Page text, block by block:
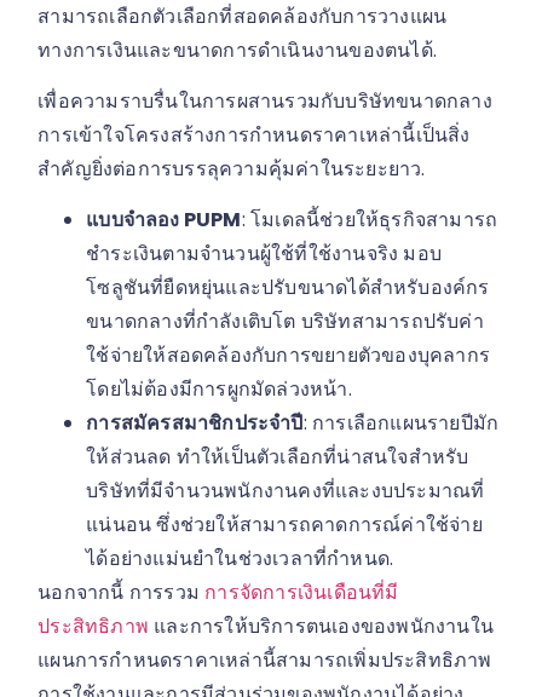
สามารถเลือกตัวเลือกที่สอดคล้องกับการวางแผน
ทางการเงินและขนาดการดำเนินงานของตนได้.
เพื่อความราบรื่นในการผสานรวมกับบริษัทขนาดกลาง
การเข้าใจโครงสร้างการกำหนดราคาเหล่านี้เป็นสิ่ง
สำคัญยิ่งต่อการบรรลุความคุ้มค่าในระยะยาว.
แบบจำลอง PUPM: โมเดลนี้ช่วยให้ธุรกิจสามารถ
ชำระเงินตามจำนวนผู้ใช้ที่ใช้งานจริง มอบ
โซลูชันที่ยืดหยุ่นและปรับขนาดได้สำหรับองค์กร
ขนาดกลางที่กำลังเติบโต บริษัทสามารถปรับค่า
ใช้จ่ายให้สอดคล้องกับการขยายตัวของบุคลากร
โดยไม่ต้องมีการผูกมัดล่วงหน้า.
การสมัครสมาชิกประจำปี: การเลือกแผนรายปีมัก
ให้ส่วนลด ทำให้เป็นตัวเลือกที่น่าสนใจสำหรับ
บริษัทที่มีจำนวนพนักงานคงที่และงบประมาณที่
แน่นอน ซึ่งช่วยให้สามารถคาดการณ์ค่าใช้จ่าย
ได้อย่างแม่นยำในช่วงเวลาที่กำหนด.
นอกจากนี้ การรวม การจัดการเงินเดือนที่มี
ประสิทธิภาพ และการให้บริการตนเองของพนักงานใน
แผนการกำหนดราคาเหล่านี้สามารถเพิ่มประสิทธิภาพ